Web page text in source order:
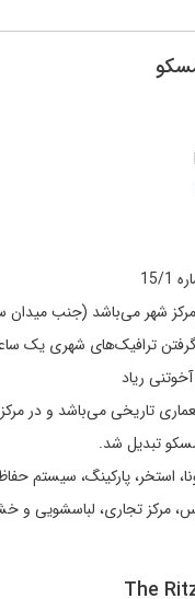
1
مرکز شهر می‌باشد (جنب
گرفتن ترافیک‌های شهری یک
آخوتنی ریاد
تبدیل شد.
استخر، پارکینگ، سیستم
مرکز تجاری، لباسشویی
The